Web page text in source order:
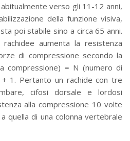
verso gli 11-12 anni,
della funzione visiva,
poi stabile sino a circa 65 anni.
aumenta la resistenza
di compressione secondo la
compressione) = N (numero di
1. Pertanto un rachide con tre
cifosi dorsale e lordosi
alla compressione 10 volte
quella di una colonna vertebrale